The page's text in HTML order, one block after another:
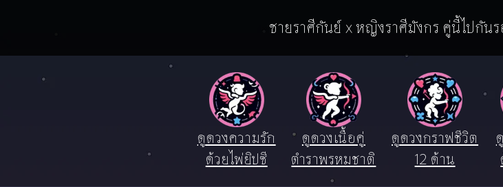
ชายราศีกันย์ x หญิงราศีมังกร คู่นี้ไปกันร
ดูดวงความรัก
ด้วยไพ่ยิปซี
ดูดวงเนื้อคู่
ตำราพรหมชาติ
ดูดวงกราฟชีวิต
12 ด้าน